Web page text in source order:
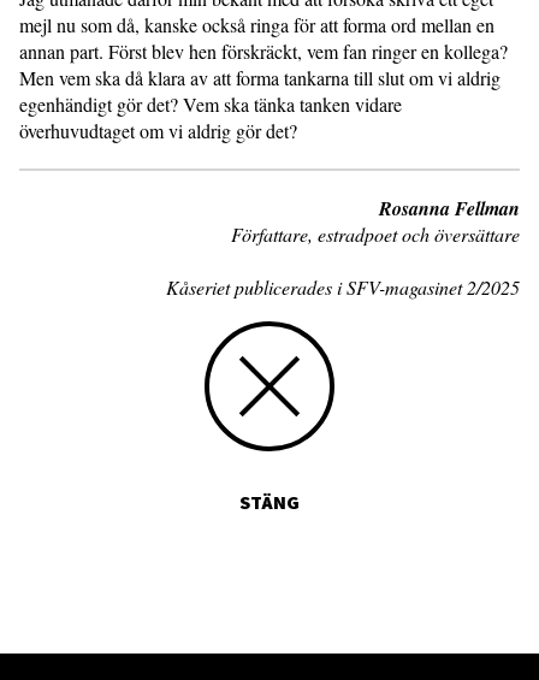
mejl nu som då, kanske också ringa för att forma ord mellan en
annan part. Först blev hen förskräckt, vem fan ringer en kollega?
Men vem ska då klara av att forma tankarna till slut om vi aldrig
egenhändigt gör det? Vem ska tänka tanken vidare
överhuvudtaget om vi aldrig gör det?
Rosanna Fellman
Författare, estradpoet och översättare
Kåseriet publicerades i SFV-magasinet 2/2025
STÄNG